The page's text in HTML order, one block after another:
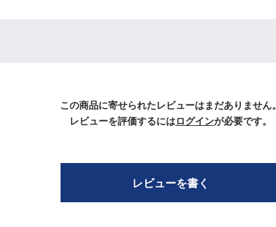
この商品に寄せられたレビューはまだありません。
レビューを評価するにはログインが必要です。
レビューを書く